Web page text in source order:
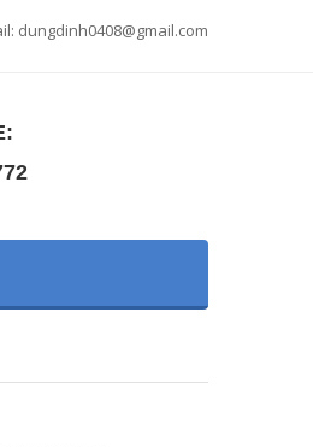
dungdinh0408@gmail.com